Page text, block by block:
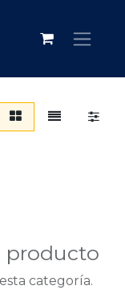
producto
categoría.